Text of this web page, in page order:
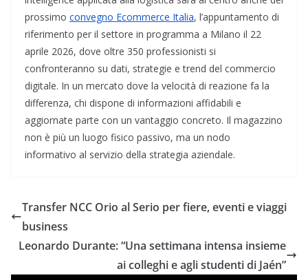
prossimo convegno Ecommerce Italia, l’appuntamento di
riferimento per il settore in programma a Milano il 22
aprile 2026, dove oltre 350 professionisti si
confronteranno su dati, strategie e trend del commercio
digitale. In un mercato dove la velocità di reazione fa la
differenza, chi dispone di informazioni affidabili e
aggiornate parte con un vantaggio concreto. Il magazzino
non è più un luogo fisico passivo, ma un nodo
informativo al servizio della strategia aziendale.
Transfer NCC Orio al Serio per fiere, eventi e viaggi
business
Leonardo Durante: “Una settimana intensa insieme
ai colleghi e agli studenti di Jaén”